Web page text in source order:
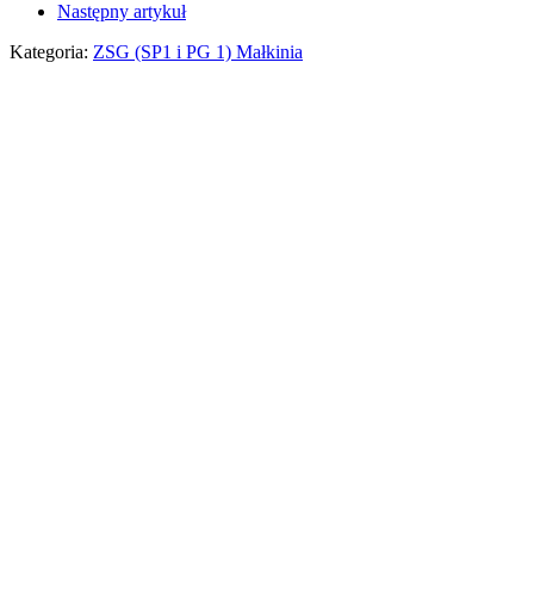
Następny artykuł
Kategoria: ZSG (SP1 i PG 1) Małkinia